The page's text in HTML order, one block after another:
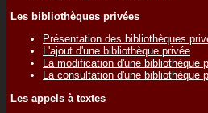
Les bibliothèques privées
Présentation des bibliothèques
L'ajout d'une bibliothèque privée
La modification d'une bibliothèque
La consultation d'une bibliothèque
Les appels à textes